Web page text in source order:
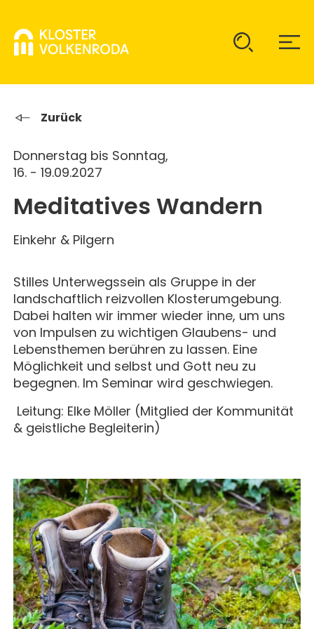
KLOSTER
ÜBER UNS
KOMMUNITÄT
CHRISTUS-PAVILLON
GESCHICHTE
GAST SEIN
KLOSTER AUF ZEIT
KINDER UND FAMILIEN
JUGENDGRUPPEN
ERWACHSENENGRUPPEN
UNTERNEHMEN
VERANSTALTUNGEN
GEBET & GOTTESDIENST
KONZERTE & MEHR
SEMINARE
FÜHRUNGEN
BUCHUNG
PREISE
UNTERKUNFT & VERPFLEGUNG
ANREISE
KONTAKT
MAGAZIN
ALLE
BERICHTE
PREDIGTEN
MITHELFEN
JETZT SPENDEN
KLOSTER
ÜBER UNS
KOMMUNITÄT
MITLEBEN
GAST SEIN
EINZELGÄSTE
VERANSTALTUNGEN
Zurück
Donnerstag bis Sonntag,
16. - 19.09.2027
Meditatives Wandern
Einkehr & Pilgern
Stilles Unterwegssein als Gruppe in der
landschaftlich reizvollen Klosterumgebung.
Dabei halten wir immer wieder inne, um uns
von Impulsen zu wichtigen Glaubens- und
Lebensthemen berühren zu lassen. Eine
Möglichkeit und selbst und Gott neu zu
begegnen. Im Seminar wird geschwiegen.
Leitung: Elke Möller (Mitglied der Kommunität
& geistliche Begleiterin)